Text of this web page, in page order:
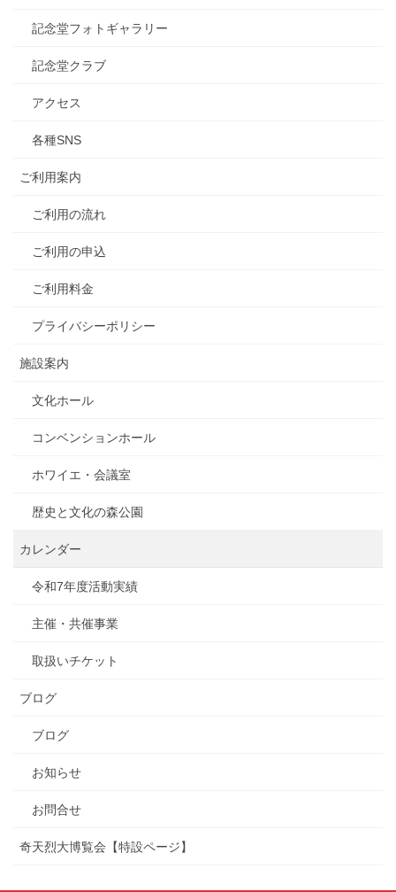
記念堂フォトギャラリー
記念堂クラブ
アクセス
各種SNS
ご利用案内
ご利用の流れ
ご利用の申込
ご利用料金
プライバシーポリシー
施設案内
文化ホール
コンベンションホール
ホワイエ・会議室
歴史と文化の森公園
カレンダー
令和7年度活動実績
主催・共催事業
取扱いチケット
ブログ
ブログ
お知らせ
お問合せ
奇天烈大博覧会【特設ページ】